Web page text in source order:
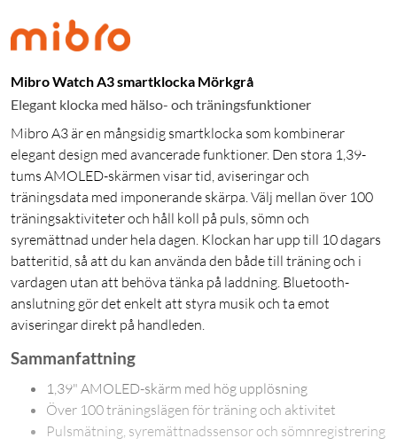
Mibro Watch A3 smartklocka Mörkgrå
Elegant klocka med hälso- och träningsfunktioner
Mibro A3 är en mångsidig smartklocka som kombinerar
elegant design med avancerade funktioner. Den stora 1,39-
tums AMOLED-skärmen visar tid, aviseringar och
träningsdata med imponerande skärpa. Välj mellan över 100
träningsaktiviteter och håll koll på puls, sömn och
syremättnad under hela dagen. Klockan har upp till 10 dagars
batteritid, så att du kan använda den både till träning och i
vardagen utan att behöva tänka på laddning. Bluetooth-
anslutning gör det enkelt att styra musik och ta emot
aviseringar direkt på handleden.
Sammanfattning
1,39" AMOLED-skärm med hög upplösning
Över 100 träningslägen för träning och aktivitet
Pulsmätning, syremättnadssensor och sömnregistrering